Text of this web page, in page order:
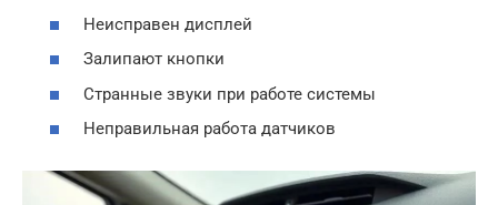
Неисправен дисплей
Залипают кнопки
Странные звуки при работе системы
Неправильная работа датчиков